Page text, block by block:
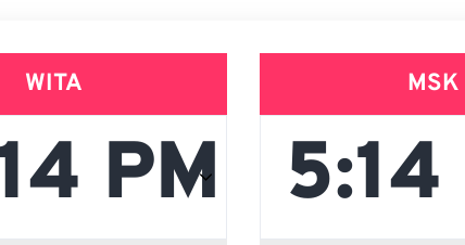
WITA MSK